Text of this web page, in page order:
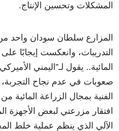
المشكلات وتحسين الإنتاج.
المزارع سلطان سودان واحد
التدريبات، وانعكست إيجابًا
المائية.. يقول لـ”اليمني
صعوبات في عدم نجاح
الفنية بمجال الزراعة
افتقار مزرعتي لبعض الأجهزة
الآلي الذي ينظم عملية خلط